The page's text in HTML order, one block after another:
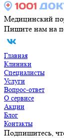
Медицинский
Пишите нам на
Главная
Клиники
Специалисты
Услуги
Вопрос-ответ
О сервисе
Акции
Блог
Контакты
Подпишитесь,